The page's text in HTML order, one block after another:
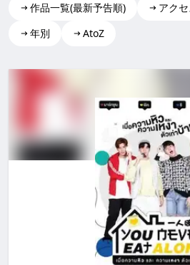
作品一覧(最新予告順)
アク
年別
AtoZ
You Never Eat Alone
You Never Eat Alone you never